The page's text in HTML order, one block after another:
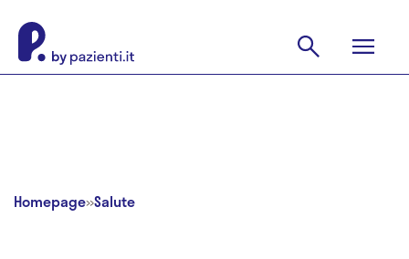
Homepage»Salute